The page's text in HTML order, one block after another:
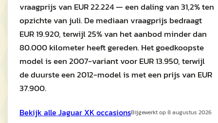
vraagprijs van EUR 22.224 — een daling van 31,2% ten
opzichte van juli. De mediaan vraagprijs bedraagt
EUR 19.920, terwijl 25% van het aanbod minder dan
80.000 kilometer heeft gereden. Het goedkoopste
model is een 2007-variant voor EUR 13.950, terwijl
de duurste een 2012-model is met een prijs van EUR
37.900.
Bekijk alle Jaguar XK occasionsBijgewerkt op8 augustus 2026